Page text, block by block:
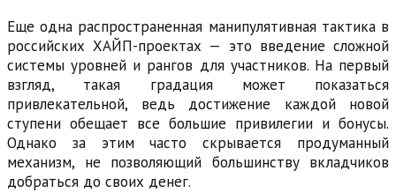
Еще одна распространенная манипулятивная тактика в
российских ХАЙП-проектах — это введение сложной
системы уровней и рангов для участников. На первый
взгляд, такая градация может показаться
привлекательной, ведь достижение каждой новой
ступени обещает все большие привилегии и бонусы.
Однако за этим часто скрывается продуманный
механизм, не позволяющий большинству вкладчиков
добраться до своих денег.